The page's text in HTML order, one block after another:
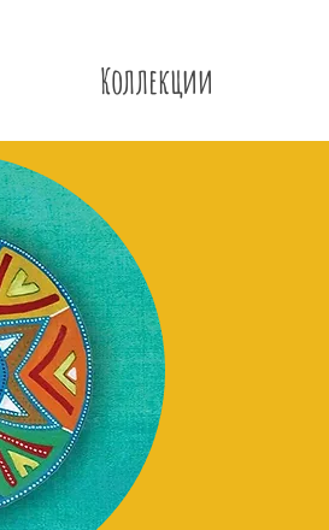
Коллекции